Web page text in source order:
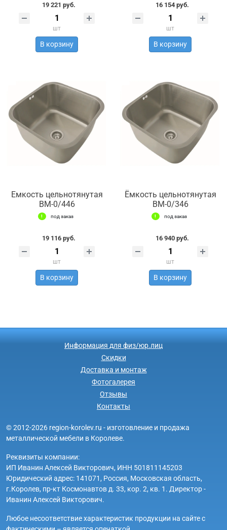
19 221 руб.
шт
В корзину
16 154 руб.
шт
В корзину
Емкость цельнотянутая
ВМ-0/446
под заказ
19 116 руб.
шт
В корзину
Ёмкость цельнотянутая
ВМ-0/346
под заказ
16 940 руб.
шт
В корзину
Информация для физ/юр.лиц
Скидки
Доставка и монтаж
Фотогалерея
Отзывы
Контакты
© 2012-2026 region-korolev.ru - изготовление и продажа
металлической мебели в Королеве.
Реквизиты компании:
ИП Иванин Алексей Викторович, ИНН 501811145203
Юридический адрес: 141071, Россия, Московская область,
г.Королев, пр-кт Космонавтов д. 33, кор. 2, кв. 1. Директор -
Иванин Алексей Викторович.
Любое несоответствие характеристик продукции на сайте с